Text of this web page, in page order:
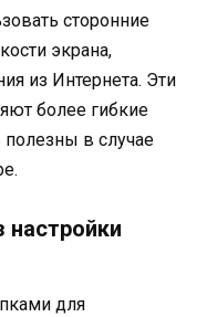
сторонние
экрана,
из Интернета. Эти
более гибкие
полезны в случае
настройки
для